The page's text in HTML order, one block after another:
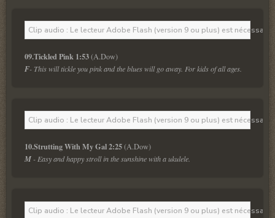
Clip audio : Le lecteur Adobe Flash (version 9 ou plus) est
09.Tickled Pink 1:53 (A.Dow)
F- This will tickle you pink and the blues will go away. For kids of all ages.
Clip audio : Le lecteur Adobe Flash (version 9 ou plus) est
10.Strutting With My Gal 2:25 (A.Dow)
M - Easy and happy stroll in the sunshine with a ukulele.
Clip audio : Le lecteur Adobe Flash (version 9 ou plus) est